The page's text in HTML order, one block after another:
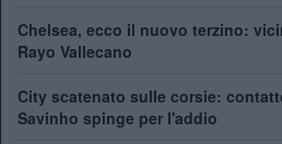
Chelsea, ecco il nuovo terzino:
Rayo Vallecano
City scatenato sulle corsie:
Savinho spinge per l'addio